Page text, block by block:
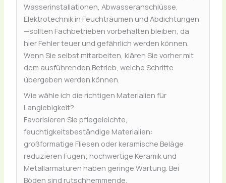
Wasserinstallationen, Abwasseranschlüsse,
Elektrotechnik in Feuchträumen und Abdichtungen
—sollten Fachbetrieben vorbehalten bleiben, da
hier Fehler teuer und gefährlich werden können.
Wenn Sie selbst mitarbeiten, klären Sie vorher mit
dem ausführenden Betrieb, welche Schritte
übergeben werden können.
Wie wähle ich die richtigen Materialien für
Langlebigkeit?
Favorisieren Sie pflegeleichte,
feuchtigkeitsbeständige Materialien:
großformatige Fliesen oder keramische Beläge
reduzieren Fugen; hochwertige Keramik und
Metallarmaturen haben geringe Wartung. Bei
Böden sind rutschhemmende,